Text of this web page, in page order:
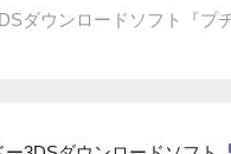
ダウンロードソフト『